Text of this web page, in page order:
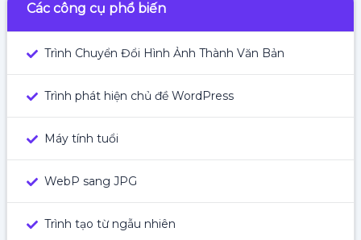
Các công cụ phổ biến
Trình Chuyển Đổi Hình Ảnh Thành Văn Bản
Trình phát hiện chủ đề WordPress
Máy tính tuổi
WebP sang JPG
Trình tạo từ ngẫu nhiên